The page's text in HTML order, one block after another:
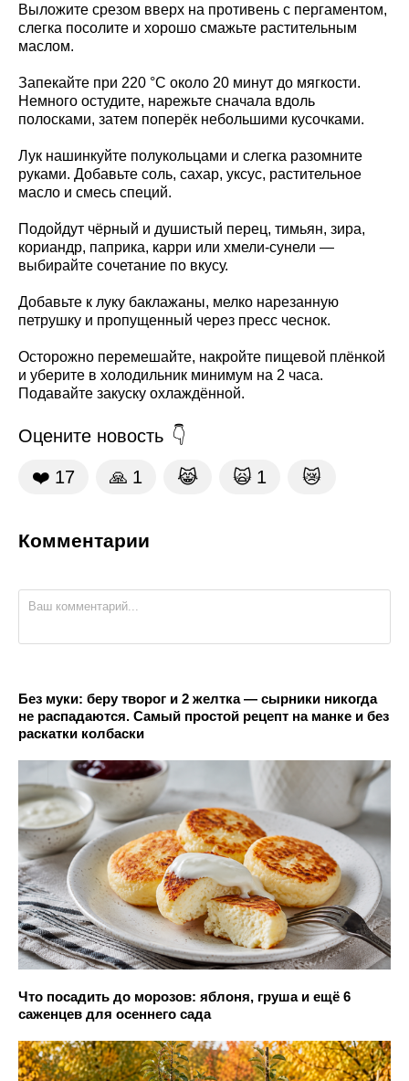
Выложите срезом вверх на противень с пергаментом,
слегка посолите и хорошо смажьте растительным
маслом.
Запекайте при 220 °C около 20 минут до мягкости.
Немного остудите, нарежьте сначала вдоль
полосками, затем поперёк небольшими кусочками.
Лук нашинкуйте полукольцами и слегка разомните
руками. Добавьте соль, сахар, уксус, растительное
масло и смесь специй.
Подойдут чёрный и душистый перец, тимьян, зира,
кориандр, паприка, карри или хмели-сунели —
выбирайте сочетание по вкусу.
Добавьте к луку баклажаны, мелко нарезанную
петрушку и пропущенный через пресс чеснок.
Осторожно перемешайте, накройте пищевой плёнкой
и уберите в холодильник минимум на 2 часа.
Подавайте закуску охлаждённой.
Оцените новость
❤️ 17 🙏 1 😹 🙀 1 😿
Комментарии
Без муки: беру творог и 2 желтка — сырники никогда
не распадаются. Самый простой рецепт на манке и без
раскатки колбаски
Что посадить до морозов: яблоня, груша и ещё 6
саженцев для осеннего сада